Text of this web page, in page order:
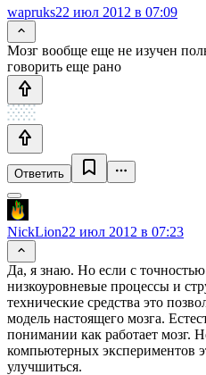
wapruks22 июл 2012 в 07:09
Мозг вообще еще не изучен
говорить еще рано
Ответить
NickLion22 июл 2012 в 07:23
Да, я знаю. Но если с
низкоуровневые процессы и
технические средства это
модель настоящего мозга.
понимании как работает мозг.
компьютерных экспериментов
улучшиться.